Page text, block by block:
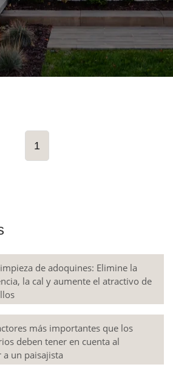
1
de adoquines: Elimine la
la cal y aumente el atractivo de
más importantes que los
deben tener en cuenta al
a un paisajista